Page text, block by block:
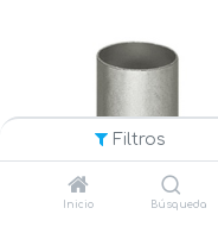
Filtros
Inicio Búsqueda